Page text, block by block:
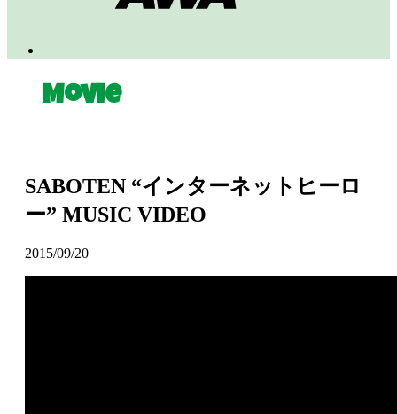
Movie
SABOTEN “インターネットヒーロ
ー” MUSIC VIDEO
2015/09/20